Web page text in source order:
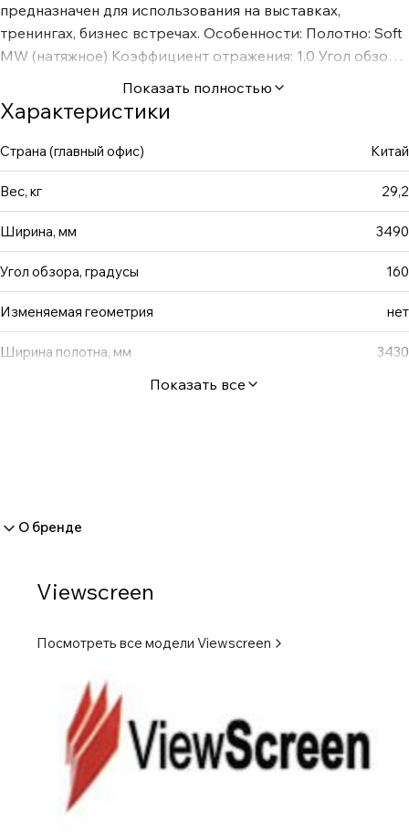
предназначен для использования на выставках,
тренингах, бизнес встречах. Особенности: Полотно: Soft
MW (натяжное) Коэффициент отражения: 1,0 Угол обзора:
160° В комплекте: переносной виниловый чехол Доп.
опция: кейс на колесиках Цвет корпуса: серебряный
Также на всех экранах Fast Fold & Fast Fold XL сзади
присутствует кронштейн для поддержания полотна.
Показать полностью
Характеристики
Страна (главный офис) Китай
Вес, кг 29,2
Ширина, мм 3490
Угол обзора, градусы 160
Изменяемая геометрия нет
Ширина полотна, мм 3430
Показать все
О бренде
Viewscreen
Посмотреть все модели Viewscreen